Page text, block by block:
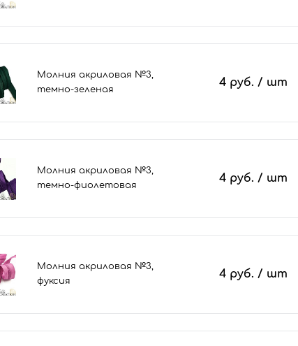
Молния акриловая №3,
темно-зеленая
4 руб. / шт
Молния акриловая №3,
темно-фиолетовая
4 руб. / шт
Молния акриловая №3,
фуксия
4 руб. / шт